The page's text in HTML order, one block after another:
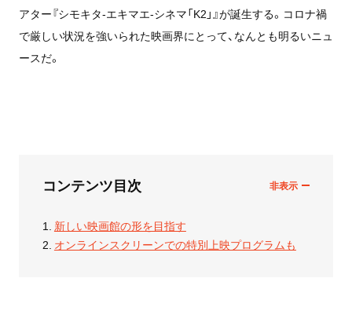
アター『シモキタ-エキマエ-シネマ「K2」』が誕生する。コロナ禍
で厳しい状況を強いられた映画界にとって、なんとも明るいニュ
ースだ。
コンテンツ目次
新しい映画館の形を目指す
オンラインスクリーンでの特別上映プログラムも